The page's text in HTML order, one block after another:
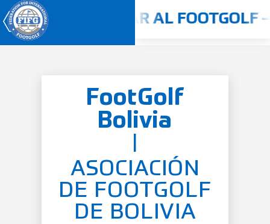
2025 JUGAR AL FOOTGOLF
Campeonato Mundial
Quiénes somos
Concursos
Reglamento
FootGolf
Bolivia
ASOCIACIÓN
DE FOOTGOLF
DE BOLIVIA